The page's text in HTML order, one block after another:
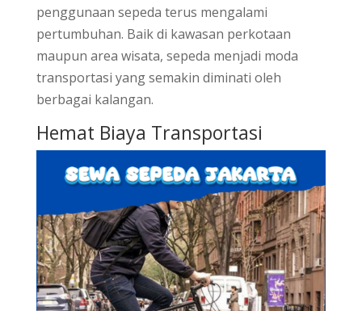
penggunaan sepeda terus mengalami
pertumbuhan. Baik di kawasan perkotaan
maupun area wisata, sepeda menjadi moda
transportasi yang semakin diminati oleh
berbagai kalangan.
Hemat Biaya Transportasi